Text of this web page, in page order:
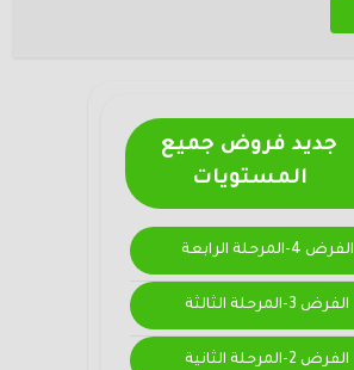
جديد فروض جميع
المستويات
الفرض 4-المرحلة الرابعة
الفرض 3-المرحلة الثالثة
الفرض 2-المرحلة الثانية